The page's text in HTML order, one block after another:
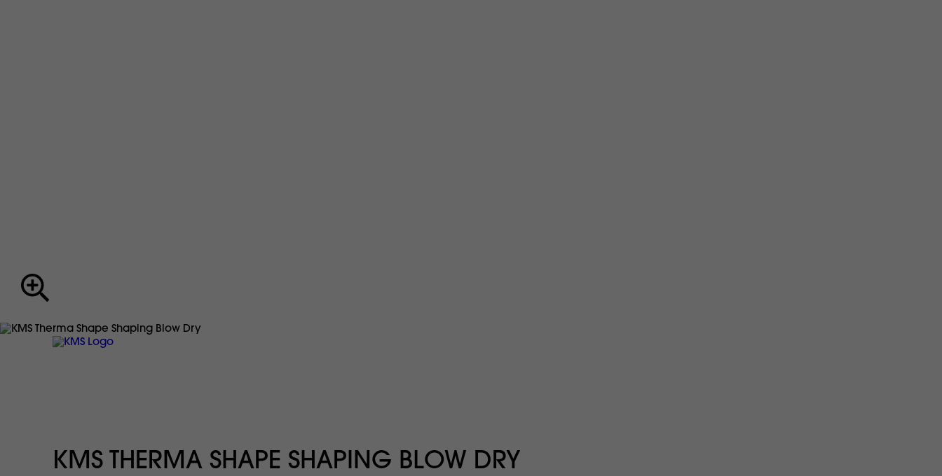
KMS THERMA SHAPE SHAPING BLOW DRY